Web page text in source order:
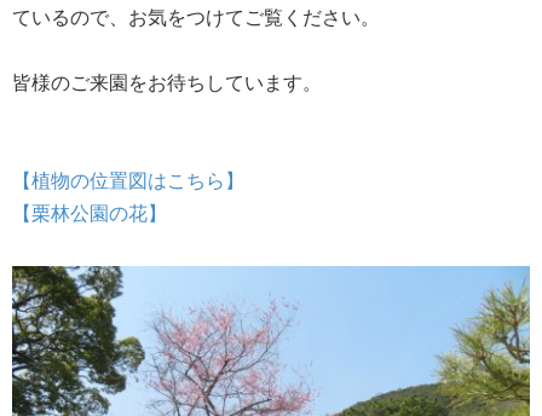
ているので、お気をつけてご覧ください。
皆様のご来園をお待ちしています。
【植物の位置図はこちら】
【栗林公園の花】